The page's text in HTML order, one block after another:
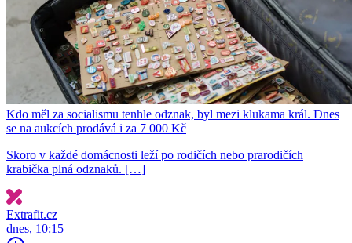
Kdo měl za socialismu tenhle odznak, byl mezi klukama král. Dnes
se na aukcích prodává i za 7 000 Kč
Skoro v každé domácnosti leží po rodičích nebo prarodičích
krabička plná odznaků. […]
Extrafit.cz
dnes, 10:15